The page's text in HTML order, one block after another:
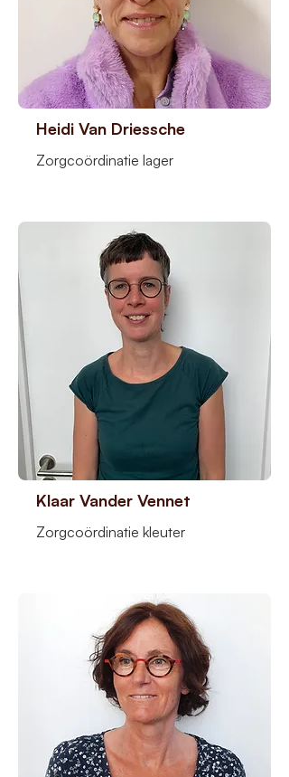
Heidi Van Driessche
Zorgcoördinatie lager
Klaar Vander Vennet
Zorgcoördinatie kleuter